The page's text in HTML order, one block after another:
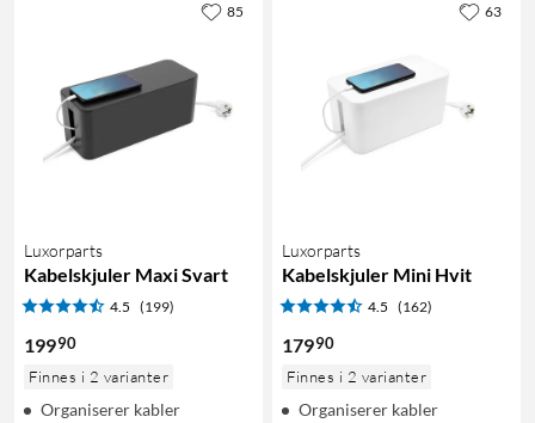
Luxorparts
Kabelskjuler Maxi Svart
4.5 (199)
19990
Finnes i 2 varianter
Organiserer kabler
85
Luxorparts
Kabelskjuler Mini Hvit
4.5 (162)
17990
Finnes i 2 varianter
Organiserer kabler
63